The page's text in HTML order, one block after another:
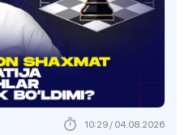
10:29 / 04.08.2026